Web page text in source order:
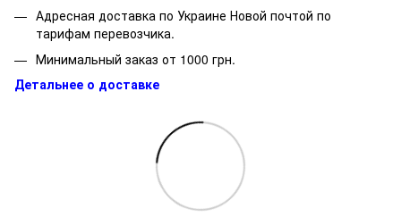
Адресная доставка по Украине Новой почтой по
тарифам перевозчика.
Минимальный заказ от 1000 грн.
Детальнее о доставке